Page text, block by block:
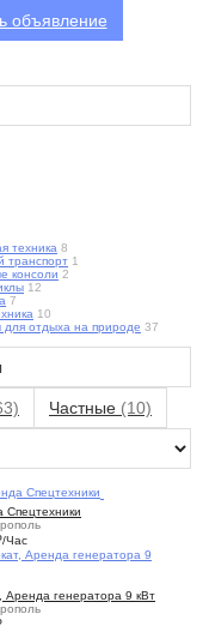
объявление
техника 8
транспорт 1
консоли 2
12
7
10
для отдыха на природе 37
Частные (10)
Спецтехники
/Час
Аренда генератора 9 кВт